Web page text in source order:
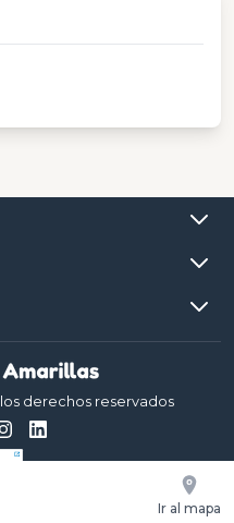
Ir al mapa
derechos reservados